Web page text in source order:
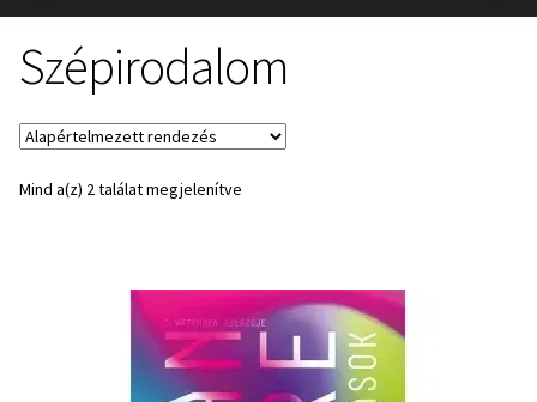
Szépirodalom
Mind a(z) 2 találat megjelenítve